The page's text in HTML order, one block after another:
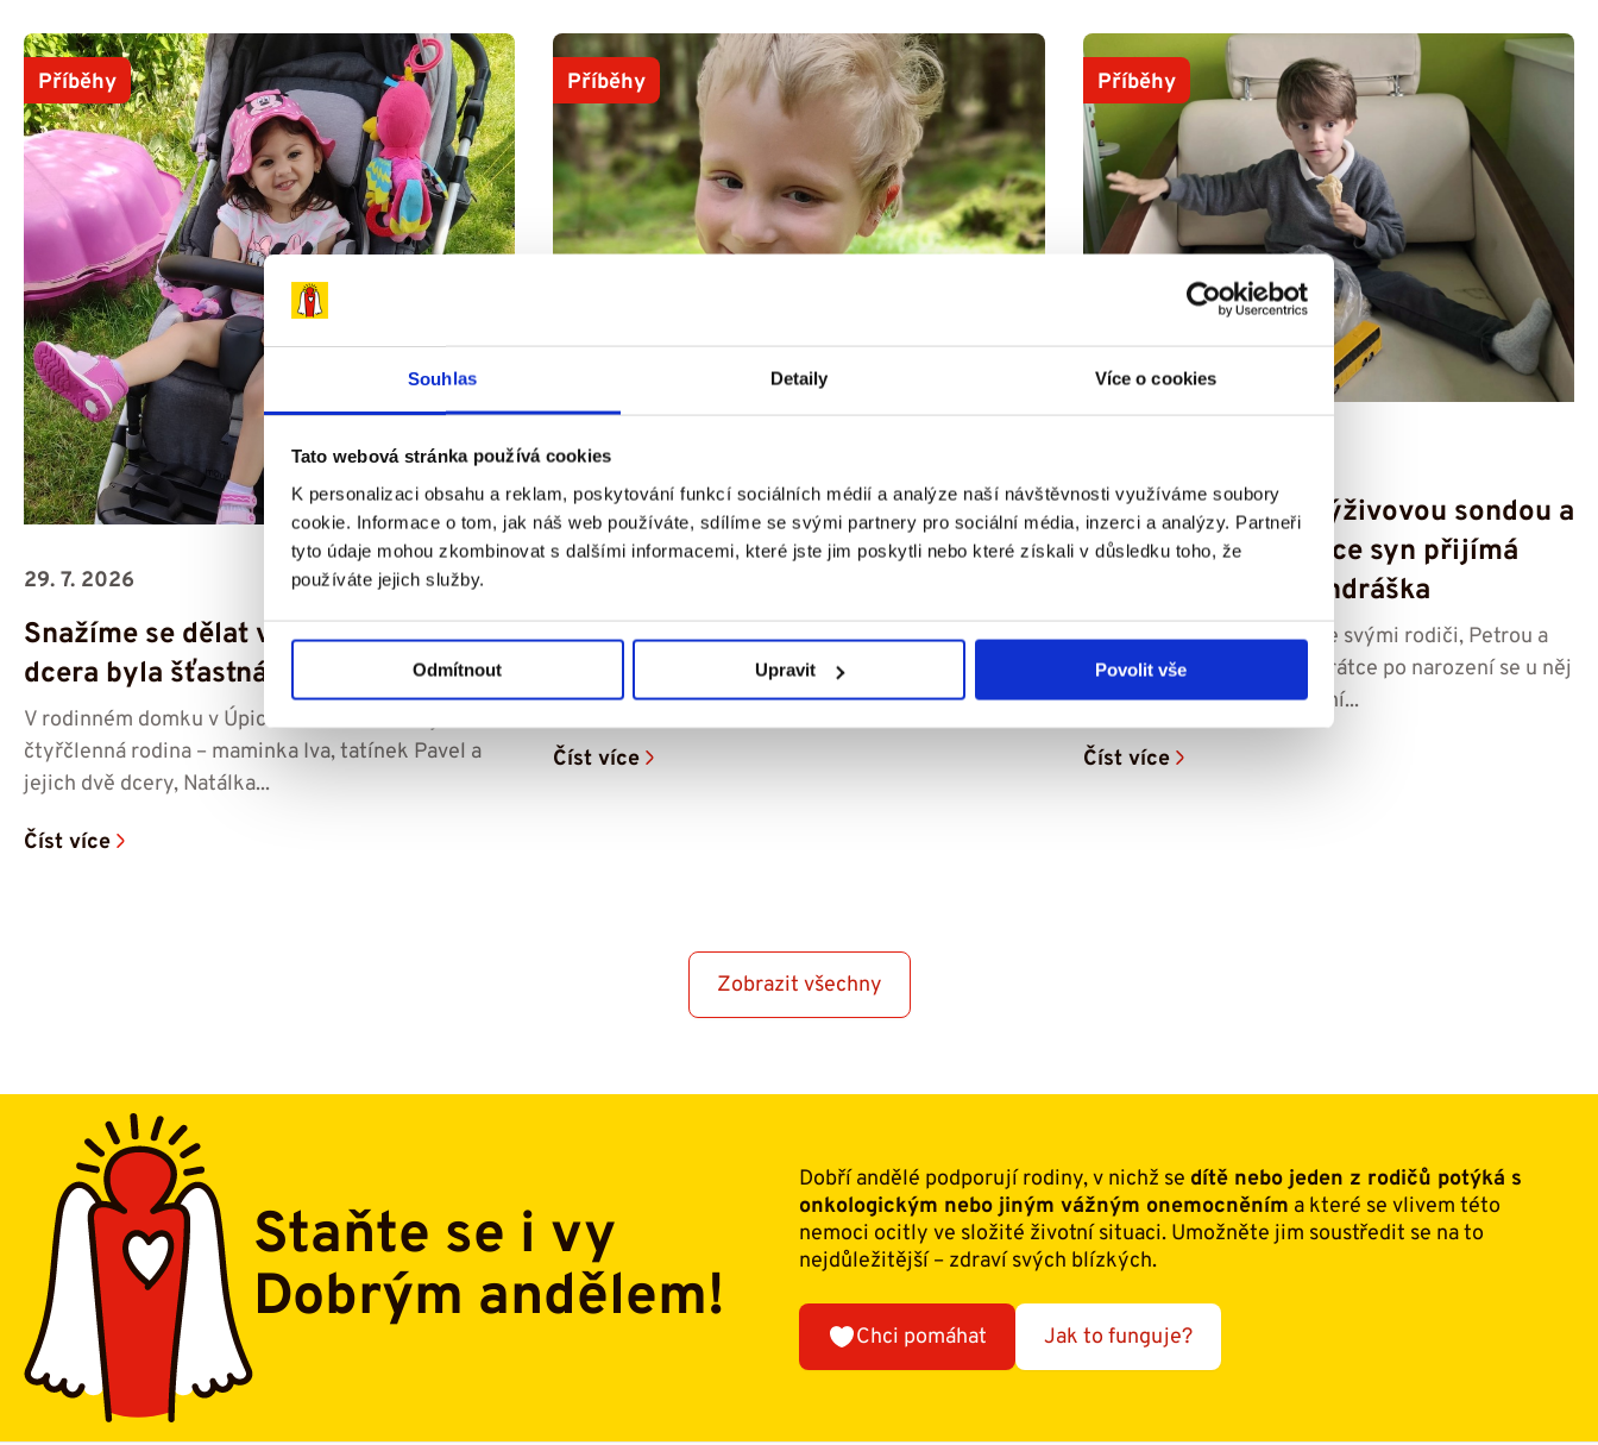
Souhlas Detaily Více o cookies
Tato webová stránka používá cookies
K personalizaci obsahu a reklam, poskytování funkcí sociálních médií a analýze naší návštěvnosti využíváme soubory
cookie. Informace o tom, jak náš web používáte, sdílíme se svými partnery pro sociální média, inzerci a analýzy. Partneři
tyto údaje mohou zkombinovat s dalšími informacemi, které jste jim poskytli nebo které získali v důsledku toho, že
používáte jejich služby.
Odmítnout Upravit Povolit vše
Příběhy
29. 7. 2026
Snažíme se dělat vše potřebné, aby
dcera byla šťastná – příběh Amálky
V rodinném domku v Úpici na Trutnovsku žije
čtyřčlenná rodina – maminka Iva, tatínek Pavel a
jejich dvě dcery, Natálka...
Číst více
Příběhy
23. 7. 2026
Čím je syn starší, tím víc mi dochází,
jak to bude do budoucna náročné –
Sedmiletý Ríša, který žije společně se svou
maminkou Monikou v Mostě, se od narození potýká
s dětskou mozkovou obrnou. Lékaři...
Číst více
Příběhy
Po třech letech s výživovou sondou a
roce intenzivní práce syn přijímá
potravu -⁠⁠⁠⁠⁠⁠ příběh Ondráška
Čtyřletý Ondrášek bydlí se svými rodiči, Petrou a
Ondřejem, v Lovosicích. Krátce po narození se u něj
začaly projevovat zdravotní...
Číst více
Zobrazit všechny
Staňte se i vy
Dobrým andělem!
Dobří andělé podporují rodiny, v nichž se dítě nebo jeden z rodičů potýká s
onkologickým nebo jiným vážným onemocněním a které se vlivem této
nemoci ocitly ve složité životní situaci. Umožněte jim soustředit se na to
nejdůležitější – zdraví svých blízkých.
Chci pomáhat Jak to funguje?